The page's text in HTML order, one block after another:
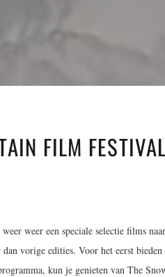
FILM
weer een speciale selectie films
vorige edities. Voor het eerst
kun je genieten van The